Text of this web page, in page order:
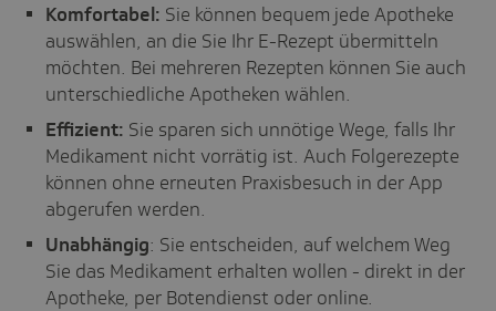
Komfortabel: Sie können bequem jede Apotheke
auswählen, an die Sie Ihr E-Rezept übermitteln
möchten. Bei mehreren Rezepten können Sie auch
unterschiedliche Apotheken wählen.
Effizient: Sie sparen sich unnötige Wege, falls Ihr
Medikament nicht vorrätig ist. Auch Folgerezepte
können ohne erneuten Praxisbesuch in der App
abgerufen werden.
Unabhängig: Sie entscheiden, auf welchem Weg
Sie das Medikament erhalten wollen - direkt in der
Apotheke, per Botendienst oder online.